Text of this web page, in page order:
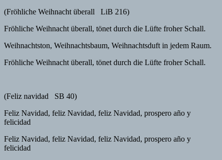
(Fröhliche Weihnacht überall LiB 216)
Fröhliche Weihnacht überall, tönet durch die Lüfte froher Schall.
Weihnachtston, Weihnachtsbaum, Weihnachtsduft in jedem Raum.
Fröhliche Weihnacht überall, tönet durch die Lüfte froher Schall.
(Feliz navidad SB 40)
Feliz Navidad, feliz Navidad, feliz Navidad, prospero año y
felicidad
Feliz Navidad, feliz Navidad, feliz Navidad, prospero año y
felicidad